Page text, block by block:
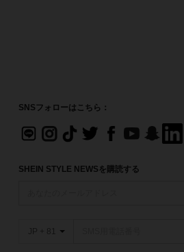
SNSフォローはこちら：
SHEIN STYLE NEWSを購読する
JP + 81